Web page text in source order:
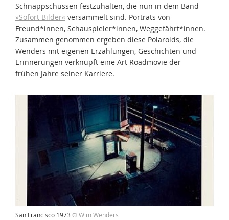
Schnappschüssen festzuhalten, die nun in dem Band
»Sofort Bilder« versammelt sind. Porträts von
Freund*innen, Schauspieler*innen, Weggefährt*innen.
Zusammen genommen ergeben diese Polaroids, die
Wenders mit eigenen Erzählungen, Geschichten und
Erinnerungen verknüpft eine Art Roadmovie der
frühen Jahre seiner Karriere.
San Francisco 1973 © Wim Wenders